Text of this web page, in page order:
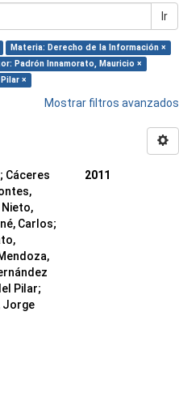
Ir
Materia: Derecho de la Información ×
Padrón Innamorato, Mauricio ×
×
Mostrar filtros avanzados
; Cáceres
Carlos;
Pilar;
Jorge
2011